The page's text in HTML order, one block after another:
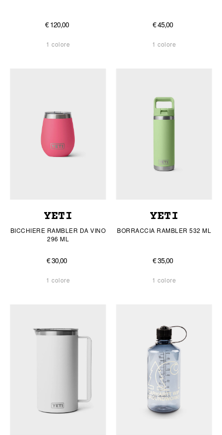
€ 120,00
1 colore
€ 45,00
1 colore
YETI
BICCHIERE RAMBLER DA VINO
296 ML
€ 30,00
1 colore
YETI
BORRACCIA RAMBLER 532 ML
€ 35,00
1 colore